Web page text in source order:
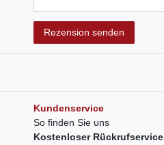
Rezension senden
Kundenservice
So finden Sie uns
Kostenloser Rückrufservice